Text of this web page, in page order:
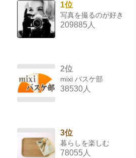
1位
写真を撮るのが好き
209885人
2位
mixi バスケ部
38530人
3位
暮らしを楽しむ
78055人